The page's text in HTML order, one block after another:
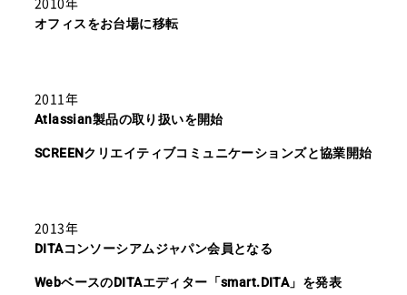
オフィスをお台場に移転
2011年
Atlassian製品の取り扱いを開始
SCREENクリエイティブコミュニケーションズと協業開始
2013年
DITAコンソーシアムジャパン会員となる
WebベースのDITAエディター「smart.DITA」を発表